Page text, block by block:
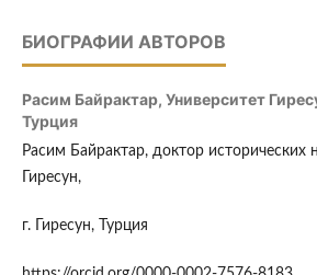
БИОГРАФИИ АВТОРОВ
Расим Байрактар, Университет
Турция
Расим Байрактар, доктор исторических
Гиресун,
г. Гиресун, Турция